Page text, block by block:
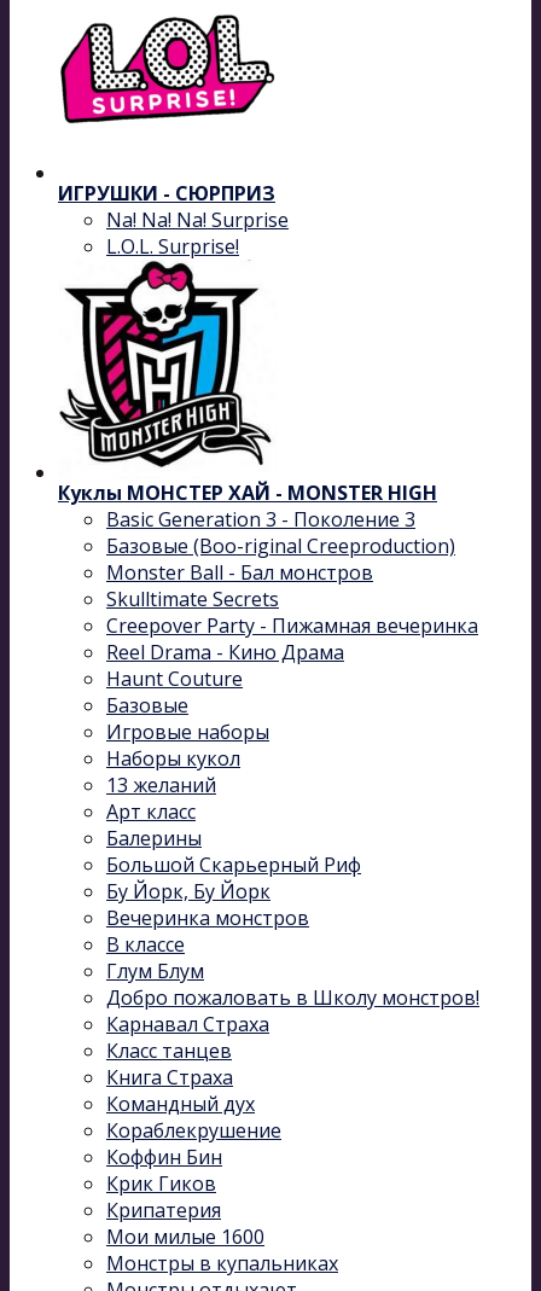
ИГРУШКИ - СЮРПРИЗ
Na! Na! Na! Surprise
L.O.L. Surprise!
Куклы МОНСТЕР ХАЙ - MONSTER HIGH
Basic Generation 3 - Поколение 3
Базовые (Boo-riginal Creeproduction)
Monster Ball - Бал монстров
Skulltimate Secrets
Creepover Party - Пижамная вечеринка
Reel Drama - Кино Драма
Haunt Couture
Базовые
Игровые наборы
Наборы кукол
13 желаний
Арт класс
Балерины
Большой Скарьерный Риф
Бу Йорк, Бу Йорк
Вечеринка монстров
В классе
Глум Блум
Добро пожаловать в Школу монстров!
Карнавал Cтраха
Класс танцев
Книга Страха
Командный дух
Кораблекрушение
Коффин Бин
Крик Гиков
Крипатерия
Мои милые 1600
Монстры в купальниках